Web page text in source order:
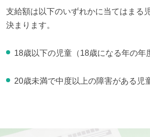
支給額は以下のいずれかに当てはまる
決まります。
18歳以下の児童（18歳になる年の年
20歳未満で中度以上の障害がある児